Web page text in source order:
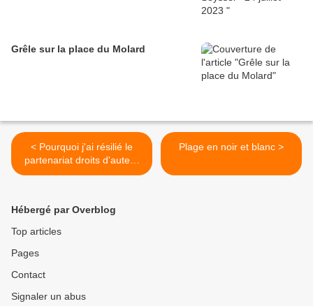
Grêle sur la place du Molard
< Pourquoi j'ai résilié le
partenariat droits d'auteur
avec Overblog...
Plage en noir et blanc >
Hébergé par Overblog
Top articles
Pages
Contact
Signaler un abus